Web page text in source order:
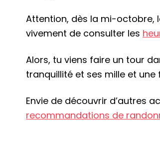
Attention, dès la mi-octobre,
vivement de consulter les
Alors, tu viens faire un tour
tranquillité et ses mille et
Envie de découvrir d’autres
recommandations de